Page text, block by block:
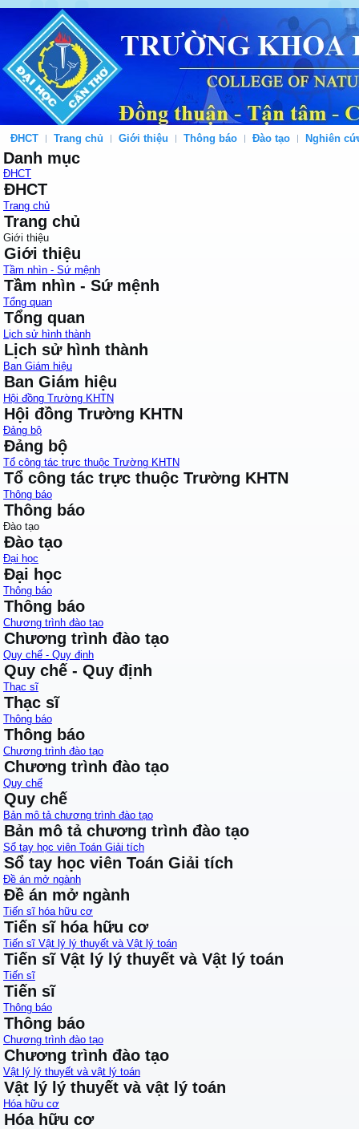
ĐHCT Trang chủ Giới thiệu Thông báo Đào tạo Nghiên
Danh mục
ĐHCT
ĐHCT
Trang chủ
Trang chủ
Giới thiệu
Giới thiệu
Tầm nhìn - Sứ mệnh
Tầm nhìn - Sứ mệnh
Tổng quan
Tổng quan
Lịch sử hình thành
Lịch sử hình thành
Ban Giám hiệu
Ban Giám hiệu
Hội đồng Trường KHTN
Hội đồng Trường KHTN
Đảng bộ
Đảng bộ
Tổ công tác trực thuộc Trường KHTN
Tổ công tác trực thuộc Trường KHTN
Thông báo
Thông báo
Đào tạo
Đào tạo
Đại học
Đại học
Thông báo
Thông báo
Chương trình đào tạo
Chương trình đào tạo
Quy chế - Quy định
Quy chế - Quy định
Thạc sĩ
Thạc sĩ
Thông báo
Thông báo
Chương trình đào tạo
Chương trình đào tạo
Quy chế
Quy chế
Bản mô tả chương trình đào tạo
Bản mô tả chương trình đào tạo
Sổ tay học viên Toán Giải tích
Sổ tay học viên Toán Giải tích
Đề án mở ngành
Đề án mở ngành
Tiến sĩ hóa hữu cơ
Tiến sĩ hóa hữu cơ
Tiến sĩ Vật lý lý thuyết và Vật lý toán
Tiến sĩ Vật lý lý thuyết và Vật lý toán
Tiến sĩ
Tiến sĩ
Thông báo
Thông báo
Chương trình đào tạo
Chương trình đào tạo
Vật lý lý thuyết và vật lý toán
Vật lý lý thuyết và vật lý toán
Hóa hữu cơ
Hóa hữu cơ